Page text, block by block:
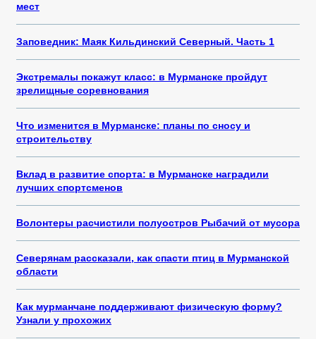
мест
Заповедник: Маяк Кильдинский Северный. Часть 1
Экстремалы покажут класс: в Мурманске пройдут
зрелищные соревнования
Что изменится в Мурманске: планы по сносу и
строительству
Вклад в развитие спорта: в Мурманске наградили
лучших спортсменов
Волонтеры расчистили полуостров Рыбачий от мусора
Северянам рассказали, как спасти птиц в Мурманской
области
Как мурманчане поддерживают физическую форму?
Узнали у прохожих